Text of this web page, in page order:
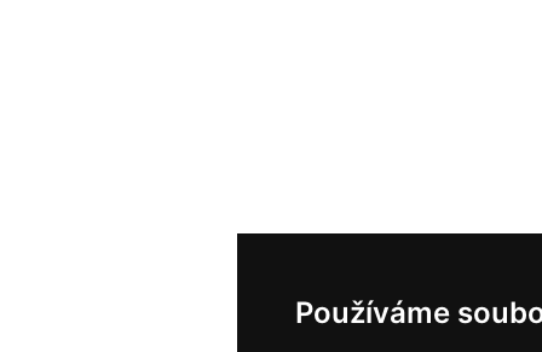
Používáme